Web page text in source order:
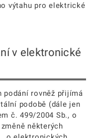
výtahu pro elektrické
v elektronické
rovněž přijímá
podobě (dále jen
č. 499/2004 Sb., o
některých